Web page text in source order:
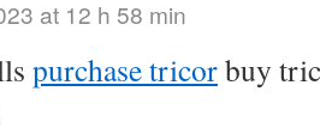
at 12 h 58 min
purchase tricorbuy